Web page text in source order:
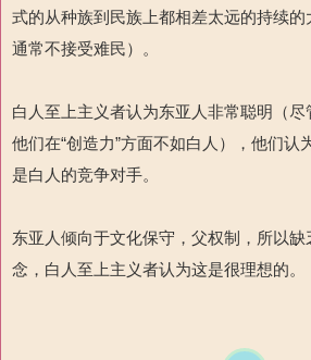
式的从种族到民族上都相差太远的持续
通常不接受难民）。
白人至上主义者认为东亚人非常聪明（尽
他们在“创造力”方面不如白人），他们认
是白人的竞争对手。
东亚人倾向于文化保守，父权制，所以
念，白人至上主义者认为这是很理想的。